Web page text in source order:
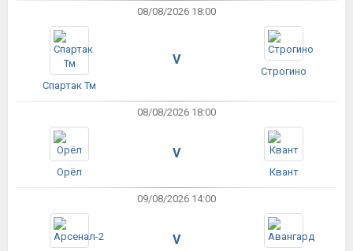
08/08/2026 18:00
Спартак Тм
V
Строгино
08/08/2026 18:00
Орёл
V
Квант
09/08/2026 14:00
V